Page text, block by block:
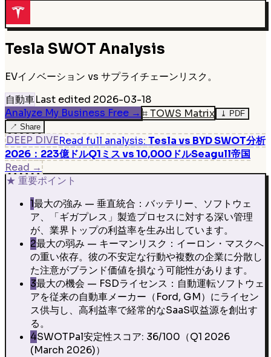
Tesla SWOT Analysis
EVイノベーション vs サプライチェーンリスク。
自動車Last edited 2026-03-18
Analyze My Business Free → ⌗TOWS Matrix ⤓ PDF
↗ Share
DEEP DIVERead full analysis: Tesla vs BYD SWOT分析
2026：223億ドルQ1ミス vs 10,000ドルSeagull帝国
Read →
★ 重要ポイント
1最大の強み — 垂直統合：バッテリー、ソフトウェ
ア、「ギガプレス」製造プロセスに対する深い管理
が、業界トップの利益率を生み出しています。
2最大の弱み — キーマンリスク：イーロン・マスクへ
の重い依存。彼の不安定な行動や複数の企業に分散し
た注意がブランド価値を損なう可能性があります。
3最大の機会 — FSDライセンス：自動運転ソフトウェ
アを従来の自動車メーカー（Ford, GM）にライセン
ス供与し、高利益率で経常的なSaaS収益源を創出す
る。
4SWOTPal安定性スコア: 36/100（Q1 2026
(March 2026)）